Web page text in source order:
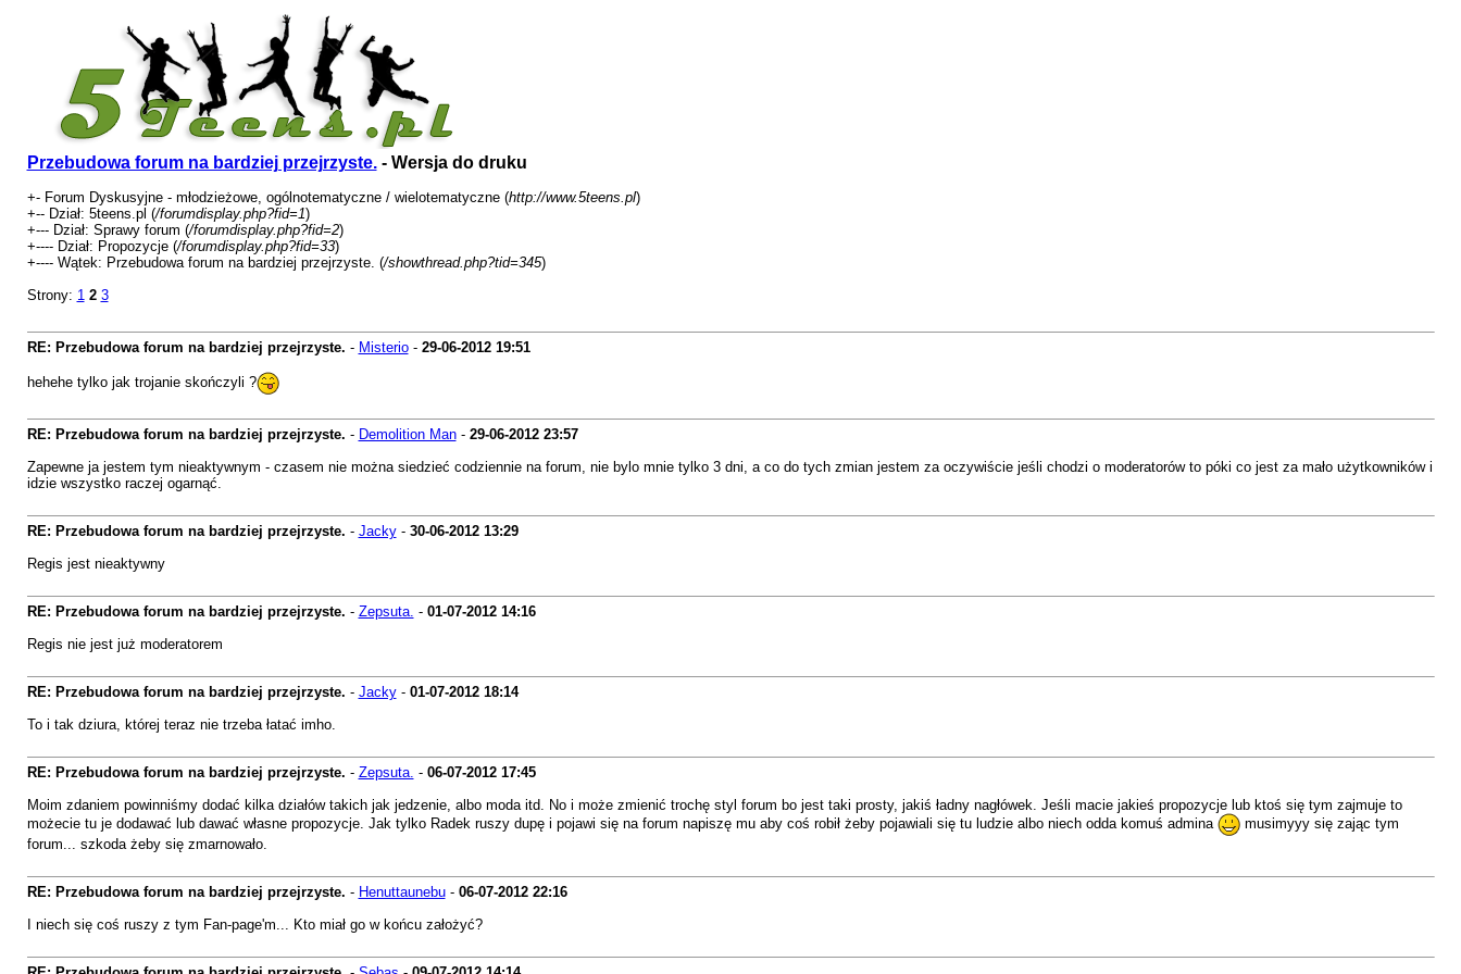
Przebudowa forum na bardziej przejrzyste.- Wersja do druku
+- Forum Dyskusyjne - młodzieżowe, ogólnotematyczne / wielotematyczne (http://www.5teens.pl)
+-- Dział: 5teens.pl (/forumdisplay.php?fid=1)
+--- Dział: Sprawy forum (/forumdisplay.php?fid=2)
+---- Dział: Propozycje (/forumdisplay.php?fid=33)
+---- Wątek: Przebudowa forum na bardziej przejrzyste. (/showthread.php?tid=345)
Strony: 1 2 3
RE: Przebudowa forum na bardziej przejrzyste. - Misterio- 29-06-2012 19:51
hehehe tylko jak trojanie skończyli ?
RE: Przebudowa forum na bardziej przejrzyste. - Demolition Man- 29-06-2012 23:57
Zapewne ja jestem tym nieaktywnym - czasem nie można siedzieć codziennie na forum, nie bylo mnie tylko 3 dni, a co do tych zmian jestem za oczywiście jeśli chodzi o moderatorów to póki co jest za mało użytkowników i
idzie wszystko raczej ogarnąć.
RE: Przebudowa forum na bardziej przejrzyste. - Jacky- 30-06-2012 13:29
Regis jest nieaktywny
RE: Przebudowa forum na bardziej przejrzyste. - Zepsuta. - 01-07-2012 14:16
Regis nie jest już moderatorem
RE: Przebudowa forum na bardziej przejrzyste. - Jacky- 01-07-2012 18:14
To i tak dziura, której teraz nie trzeba łatać imho.
RE: Przebudowa forum na bardziej przejrzyste. - Zepsuta. - 06-07-2012 17:45
Moim zdaniem powinniśmy dodać kilka działów takich jak jedzenie, albo moda itd. No i może zmienić trochę styl forum bo jest taki prosty, jakiś ładny nagłówek. Jeśli macie jakieś propozycje lub ktoś się tym zajmuje to
możecie tu je dodawać lub dawać własne propozycje. Jak tylko Radek ruszy dupę i pojawi się na forum napiszę mu aby coś robił żeby pojawiali się tu ludzie albo niech odda komuś admina
musimyyy się zając tym
forum... szkoda żeby się zmarnowało.
RE: Przebudowa forum na bardziej przejrzyste. - Henuttaunebu- 06-07-2012 22:16
I niech się coś ruszy z tym Fan-page'm... Kto miał go w końcu założyć?